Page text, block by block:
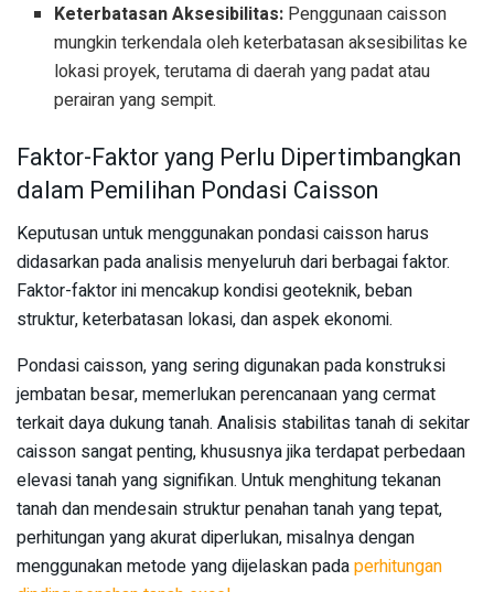
Keterbatasan Aksesibilitas: Penggunaan caisson
mungkin terkendala oleh keterbatasan aksesibilitas ke
lokasi proyek, terutama di daerah yang padat atau
perairan yang sempit.
Faktor-Faktor yang Perlu Dipertimbangkan
dalam Pemilihan Pondasi Caisson
Keputusan untuk menggunakan pondasi caisson harus
didasarkan pada analisis menyeluruh dari berbagai faktor.
Faktor-faktor ini mencakup kondisi geoteknik, beban
struktur, keterbatasan lokasi, dan aspek ekonomi.
Pondasi caisson, yang sering digunakan pada konstruksi
jembatan besar, memerlukan perencanaan yang cermat
terkait daya dukung tanah. Analisis stabilitas tanah di sekitar
caisson sangat penting, khususnya jika terdapat perbedaan
elevasi tanah yang signifikan. Untuk menghitung tekanan
tanah dan mendesain struktur penahan tanah yang tepat,
perhitungan yang akurat diperlukan, misalnya dengan
menggunakan metode yang dijelaskan padaperhitungan